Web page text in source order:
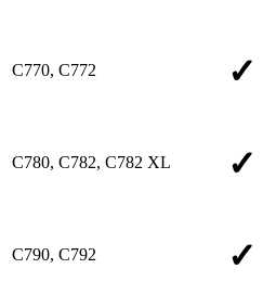
C770, C772 ✓
C780, C782, C782 XL ✓
C790, C792 ✓